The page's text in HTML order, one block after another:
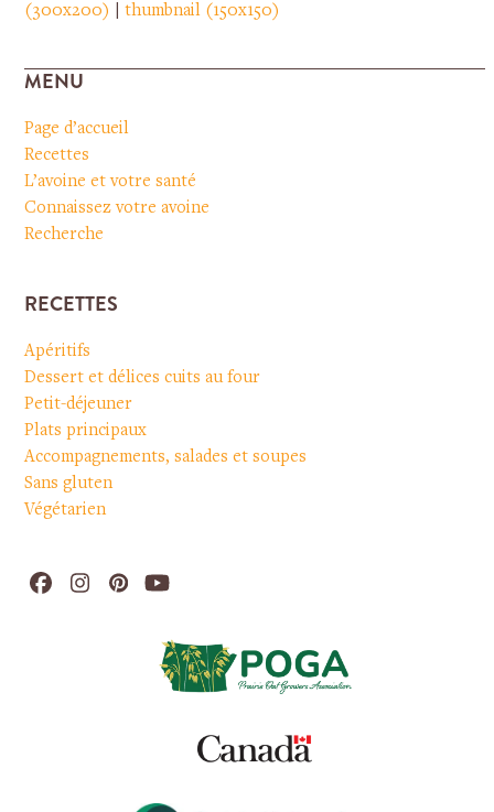
(300x200)
|thumbnail (150x150)
MENU
Page d’accueil
Recettes
L’avoine et votre santé
Connaissez votre avoine
Recherche
RECETTES
Apéritifs
Dessert et délices cuits au four
Petit-déjeuner
Plats principaux
Accompagnements, salades et soupes
Sans gluten
Végétarien
Facebook
Instagram
PinterestYouTube